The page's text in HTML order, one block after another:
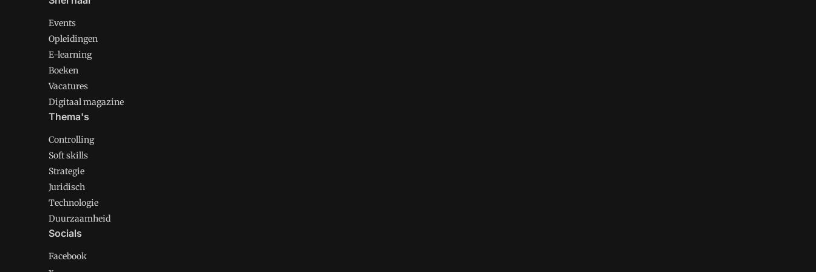
Events
Opleidingen
E-learning
Boeken
Vacatures
Digitaal magazine
Thema's
Controlling
Soft skills
Strategie
Juridisch
Technologie
Duurzaamheid
Socials
Facebook